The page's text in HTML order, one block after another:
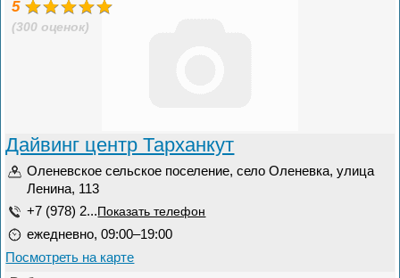
5
(300 оценок)
Дайвинг центр Тарханкут
Оленевское сельское поселение, село Оленевка, улица
Ленина, 113
+7 (978) 2... Показать телефон
ежедневно, 09:00–19:00
Посмотреть на карте